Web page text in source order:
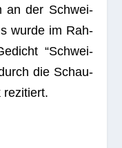
an der Schwei­
wurde im Rah­
“Schwei­
die Schau­
rezitiert.